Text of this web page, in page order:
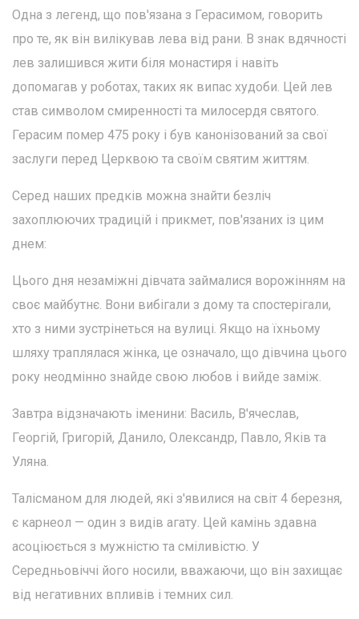
Одна з легенд, що пов'язана з Герасимом, говорить
про те, як він вилікував лева від рани. В знак вдячності
лев залишився жити біля монастиря і навіть
допомагав у роботах, таких як випас худоби. Цей лев
став символом смиренності та милосердя святого.
Герасим помер 475 року і був канонізований за свої
заслуги перед Церквою та своїм святим життям.
Серед наших предків можна знайти безліч
захоплюючих традицій і прикмет, пов'язаних із цим
днем:
Цього дня незаміжні дівчата займалися ворожінням на
своє майбутнє. Вони вибігали з дому та спостерігали,
хто з ними зустрінеться на вулиці. Якщо на їхньому
шляху траплялася жінка, це означало, що дівчина цього
року неодмінно знайде свою любов і вийде заміж.
Завтра відзначають іменини: Василь, В'ячеслав,
Георгій, Григорій, Данило, Олександр, Павло, Яків та
Уляна.
Талісманом для людей, які з'явилися на світ 4 березня,
є карнеол — один з видів агату. Цей камінь здавна
асоціюється з мужністю та сміливістю. У
Середньовіччі його носили, вважаючи, що він захищає
від негативних впливів і темних сил.